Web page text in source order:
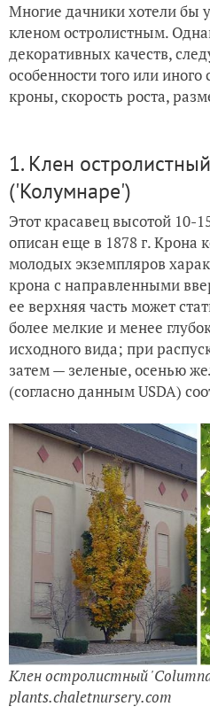
Многие дачники хотели бы
кленом остролистным.
декоративных качеств,
особенности того или
кроны, скорость роста,
1. Клен
('Колумнаре')
Этот красавец высотой
описан еще в 1878 г. Крона
молодых экземпляров
крона с направленными
ее верхняя часть может
более мелкие и менее
исходного вида; при
затем — зеленые, осенью
(согласно данным USDA)
Клен остролистный
plants.chaletnursery.com